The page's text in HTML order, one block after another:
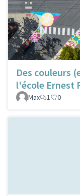
Des couleurs
l'école Ernest
Max
1 0